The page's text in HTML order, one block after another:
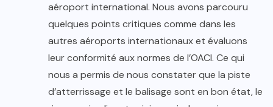
aéroport international. Nous avons parcouru
quelques points critiques comme dans les
autres aéroports internationaux et évaluons
leur conformité aux normes de l’OACI. Ce qui
nous a permis de nous constater que la piste
d’atterrissage et le balisage sont en bon état, le